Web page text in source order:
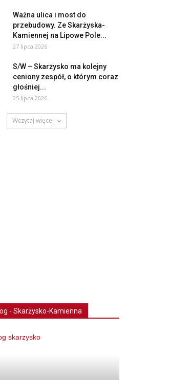
Ważna ulica i most do
przebudowy. Ze Skarżyska-
Kamiennej na Lipowe Pole...
27 lipca 2026
S/W – Skarżysko ma kolejny
ceniony zespół, o którym coraz
głośniej...
25 lipca 2026
Wczytaj więcej
- Skarżysko-Kamienna